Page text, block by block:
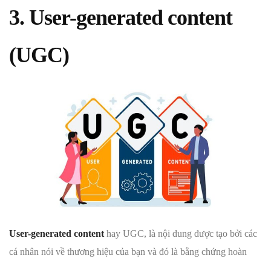
3. User-generated content
(UGC)
User-generated content hay UGC, là nội dung được tạo bởi các
cá nhân nói về thương hiệu của bạn và đó là bằng chứng hoàn